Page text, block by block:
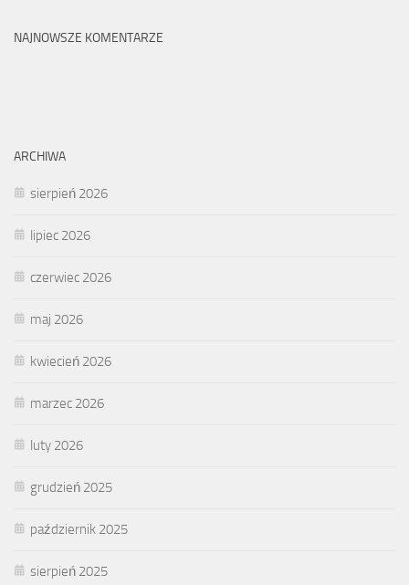
NAJNOWSZE KOMENTARZE
ARCHIWA
sierpień 2026
lipiec 2026
czerwiec 2026
maj 2026
kwiecień 2026
marzec 2026
luty 2026
grudzień 2025
październik 2025
sierpień 2025